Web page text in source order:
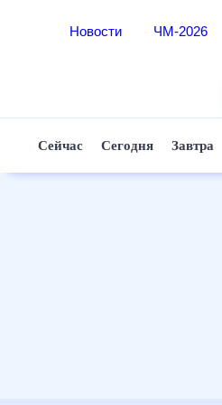
Новости ЧМ-2026
Сейчас Сегодня Завтра